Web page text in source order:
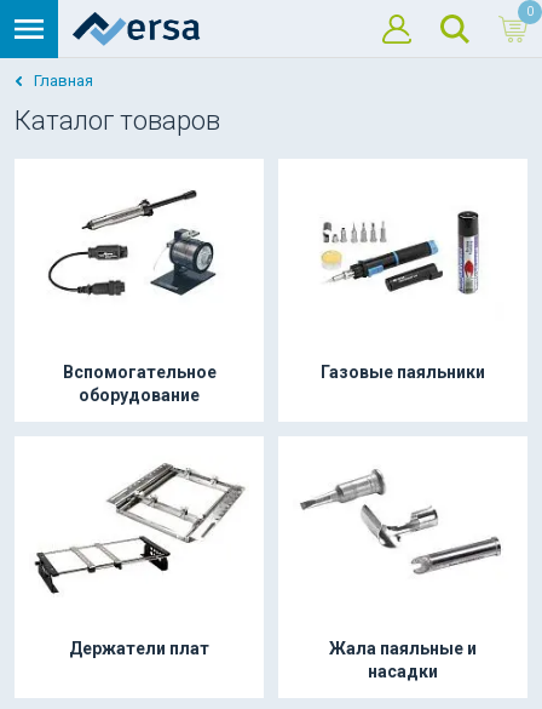
0
Главная
Каталог товаров
Вспомогательное
оборудование
Газовые паяльники
Держатели плат
Жала паяльные и
насадки